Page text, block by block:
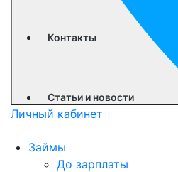
Личный кабинет
Контакты
Статьи и новости
Займы
До зарплаты